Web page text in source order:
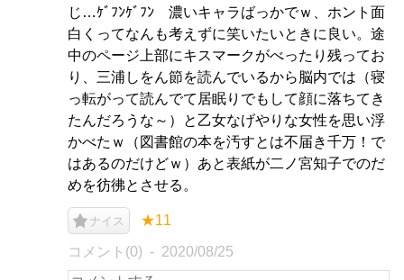
じ…ｹﾞﾌﾝｹﾞﾌﾝ 濃いキャラばっかでｗ、ホント面
白くってなんも考えずに笑いたいときに良い。途
中のページ上部にキスマークがべったり残ってお
り、三浦しをん節を読んでいるから脳内では（寝
っ転がって読んでて居眠りでもして顔に落ちてき
たんだろうな～）と乙女なげやりな女性を思い浮
かべたｗ（図書館の本を汚すとは不届き千万！で
はあるのだけどｗ）あと表紙が二ノ宮知子でのだ
めを彷彿とさせる。
ナイス ★11
コメント(0) 2020/08/25